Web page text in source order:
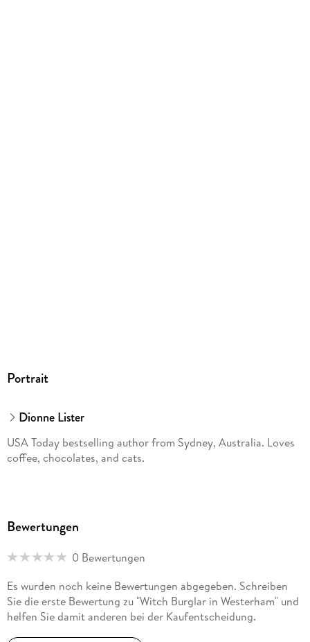
Portrait
Dionne Lister
USA Today bestselling author from Sydney, Australia. Loves
coffee, chocolates, and cats.
Bewertungen
0 Bewertungen
Es wurden noch keine Bewertungen abgegeben. Schreiben
Sie die erste Bewertung zu "Witch Burglar in Westerham" und
helfen Sie damit anderen bei der Kaufentscheidung.